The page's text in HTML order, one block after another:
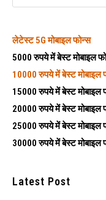
लेटेस्ट5G मोबाइल फोन्स
5000 रुपये में बेस्ट मोबाइल
10000 रुपये में बेस्ट मोबाइल
15000 रुपये में बेस्ट मोबाइल
20000 रुपये में बेस्ट मोबाइल
25000 रुपये में बेस्ट मोबाइल
30000 रुपये में बेस्ट मोबाइल
Latest Post